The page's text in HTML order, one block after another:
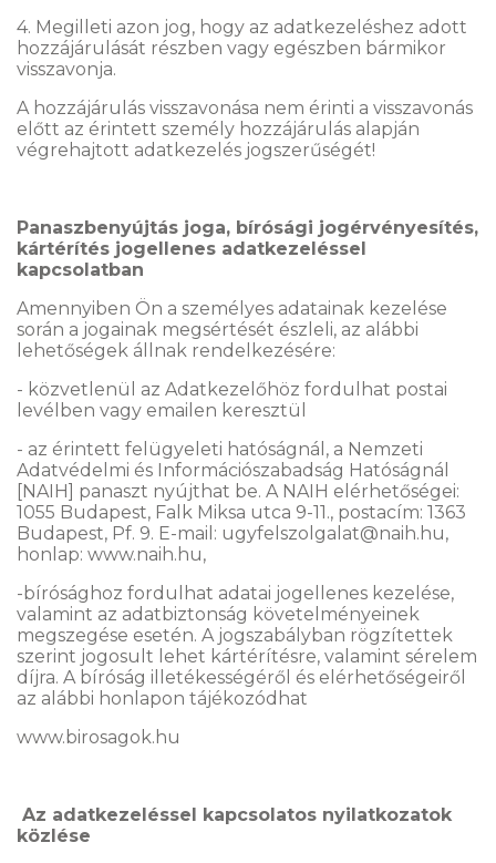
4. Megilleti azon jog, hogy az adatkezeléshez adott
hozzájárulását részben vagy egészben bármikor
visszavonja.
A hozzájárulás visszavonása nem érinti a visszavonás
előtt az érintett személy hozzájárulás alapján
végrehajtott adatkezelés jogszerűségét!
Panaszbenyújtás joga, bírósági jogérvényesítés,
kártérítés jogellenes adatkezeléssel
kapcsolatban
Amennyiben Ön a személyes adatainak kezelése
során a jogainak megsértését észleli, az alábbi
lehetőségek állnak rendelkezésére:
- közvetlenül az Adatkezelőhöz fordulhat postai
levélben vagy emailen keresztül
- az érintett felügyeleti hatóságnál, a Nemzeti
Adatvédelmi és Információszabadság Hatóságnál
[NAIH] panaszt nyújthat be. A NAIH elérhetőségei:
1055 Budapest, Falk Miksa utca 9-11., postacím: 1363
Budapest, Pf. 9. E-mail: ugyfelszolgalat@naih.hu,
honlap: www.naih.hu,
-bírósághoz fordulhat adatai jogellenes kezelése,
valamint az adatbiztonság követelményeinek
megszegése esetén. A jogszabályban rögzítettek
szerint jogosult lehet kártérítésre, valamint sérelem
díjra. A bíróság illetékességéről és elérhetőségeiről
az alábbi honlapon tájékozódhat
www.birosagok.hu
Az adatkezeléssel kapcsolatos nyilatkozatok
közlése